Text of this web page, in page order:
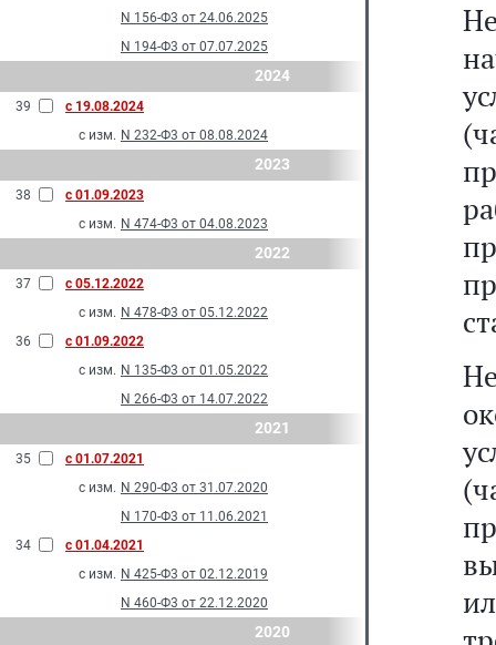
N 156-Ф3 от 24.06.2025
N 194-Ф3 от 07.07.2025
2024
39
с 19.08.2024
с изм. N 232-Ф3 от 08.08.2024
2023
38
с 01.09.2023
с изм. N 474-Ф3 от 04.08.2023
2022
37
с 05.12.2022
с изм. N 478-Ф3 от 05.12.2022
36
с 01.09.2022
с изм. N 135-Ф3 от 01.05.2022
N 266-Ф3 от 14.07.2022
2021
35
с 01.07.2021
с изм. N 290-Ф3 от 31.07.2020
N 170-Ф3 от 11.06.2021
34
с 01.04.2021
с изм. N 425-Ф3 от 02.12.2019
N 460-Ф3 от 22.12.2020
2020